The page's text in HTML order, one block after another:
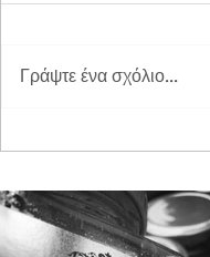
Exports Awards 2026
Γράψτε ένα σχόλιο...